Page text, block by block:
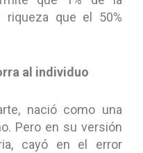
riqueza que el 50%
al individuo
nació como una
Pero en su versión
cayó en el error